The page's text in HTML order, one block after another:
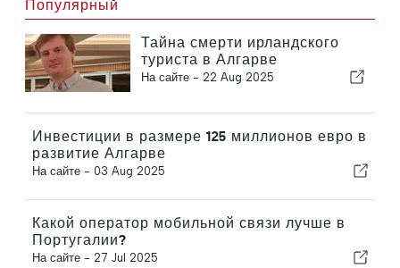
Популярный
Тайна смерти ирландского
туриста в Алгарве
На сайте - 22 Aug 2025
Инвестиции в размере 125 миллионов евро в
развитие Алгарве
На сайте - 03 Aug 2025
Какой оператор мобильной связи лучше в
Португалии?
На сайте - 27 Jul 2025